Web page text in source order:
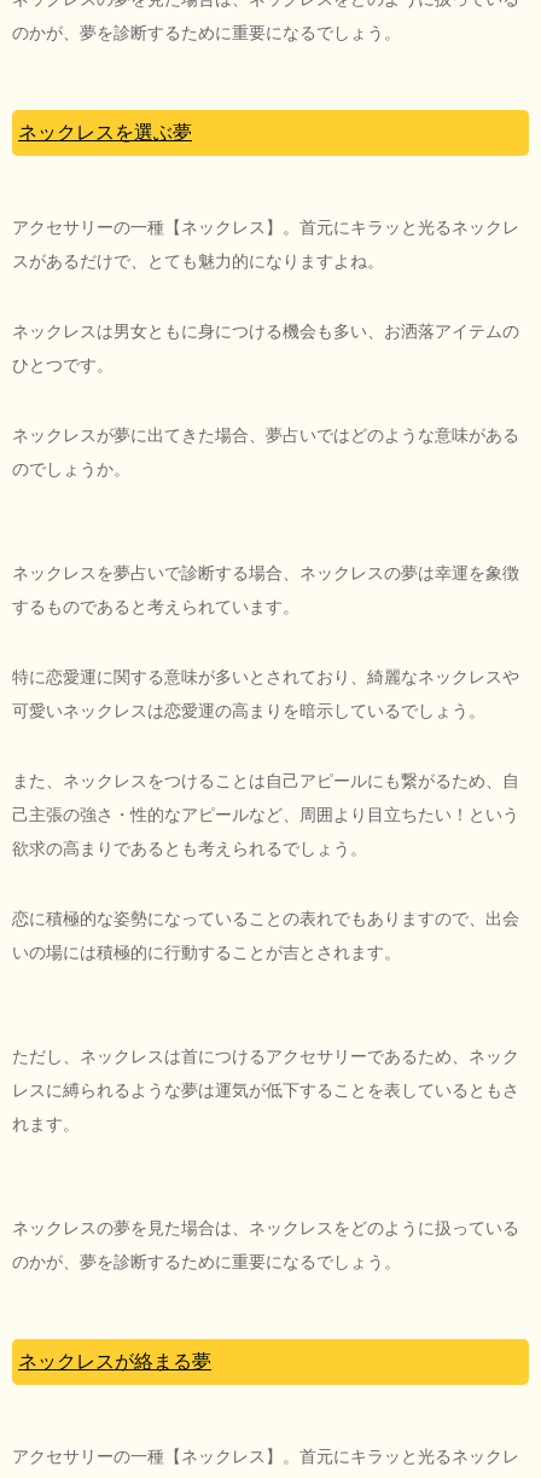
のかが、夢を診断するために重要になるでしょう。
ネックレスを選ぶ夢
アクセサリーの一種【ネックレス】。首元にキラッと光るネックレ
スがあるだけで、とても魅力的になりますよね。
ネックレスは男女ともに身につける機会も多い、お洒落アイテムの
ひとつです。
ネックレスが夢に出てきた場合、夢占いではどのような意味がある
のでしょうか。
ネックレスを夢占いで診断する場合、ネックレスの夢は幸運を象徴
するものであると考えられています。
特に恋愛運に関する意味が多いとされており、綺麗なネックレスや
可愛いネックレスは恋愛運の高まりを暗示しているでしょう。
また、ネックレスをつけることは自己アピールにも繋がるため、自
己主張の強さ・性的なアピールなど、周囲より目立ちたい！という
欲求の高まりであるとも考えられるでしょう。
恋に積極的な姿勢になっていることの表れでもありますので、出会
いの場には積極的に行動することが吉とされます。
ただし、ネックレスは首につけるアクセサリーであるため、ネック
レスに縛られるような夢は運気が低下することを表しているともさ
れます。
ネックレスの夢を見た場合は、ネックレスをどのように扱っている
のかが、夢を診断するために重要になるでしょう。
ネックレスが絡まる夢
アクセサリーの一種【ネックレス】。首元にキラッと光るネックレ